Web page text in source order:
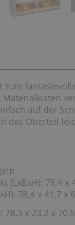
zum
auf der
das Oberteil
(LxBxH): 78,4 x
78,4 x 41,7 x
78,3 x 23,2 x